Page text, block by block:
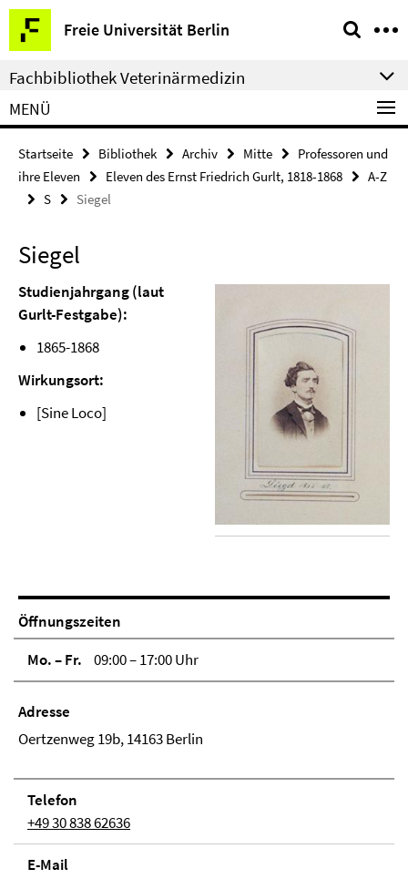
Springe
direkt
zu
Inhalt
Freie Universität Berlin
Service-
Navigation
Fachbibliothek Veterinärmedizin
MENÜ
Startseite Bibliothek Archiv Mitte
Professoren und
ihre Eleven
Eleven des Ernst Friedrich Gurlt, 1818-1868
A-Z
S
Siegel
Siegel
Studienjahrgang (laut
Gurlt-Festgabe):
1865-1868
Wirkungsort:
[Sine Loco]
Öffnungszeiten
Mo. – Fr.
09:00 – 17:00 Uhr
Adresse
Oertzenweg 19b, 14163 Berlin
Telefon
+49 30 838 62636
E-Mail